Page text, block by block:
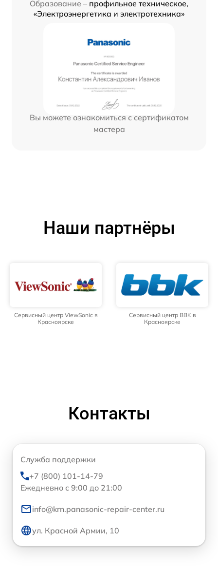
Образование – профильное техническое,
«Электроэнергетика и электротехника»
Вы можете ознакомиться с сертификатом
мастера
Наши партнёры
Сервисный центр ViewSonic в
Красноярске
Сервисный центр BBK в
Красноярске
Контакты
Служба поддержки
+7 (800) 101-14-79
Ежедневно с 9:00 до 21:00
info@krn.panasonic-repair-center.ru
ул. Красной Армии, 10